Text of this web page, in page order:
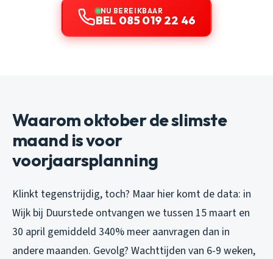
NU BEREIKBAAR
BEL 085 019 22 46
Waarom oktober de slimste
maand is voor
voorjaarsplanning
Klinkt tegenstrijdig, toch? Maar hier komt de data: in
Wijk bij Duurstede ontvangen we tussen 15 maart en
30 april gemiddeld 340% meer aanvragen dan in
andere maanden. Gevolg? Wachttijden van 6-9 weken,